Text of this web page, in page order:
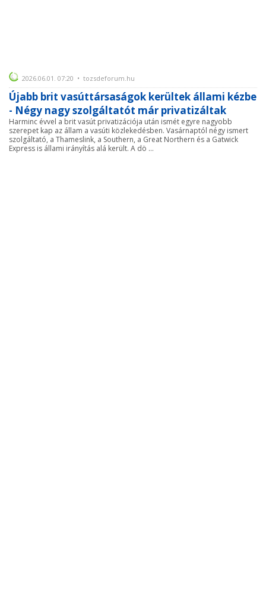
2026.06.01. 07:20 • tozsdeforum.hu
Újabb brit vasúttársaságok kerültek állami kézbe
- Négy nagy szolgáltatót már privatizáltak
Harminc évvel a brit vasút privatizációja után ismét egyre nagyobb
szerepet kap az állam a vasúti közlekedésben. Vasárnaptól négy ismert
szolgáltató, a Thameslink, a Southern, a Great Northern és a Gatwick
Express is állami irányítás alá került. A dö ...